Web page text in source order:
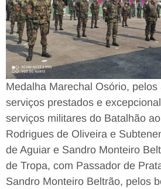
Medalha Marechal Osório, pelos
serviços prestados e
serviços militares do Batalhão
Rodrigues de Oliveira e
de Aguiar e Sandro Monteiro
de Tropa, com Passador de
Sandro Monteiro Beltrão, pelos